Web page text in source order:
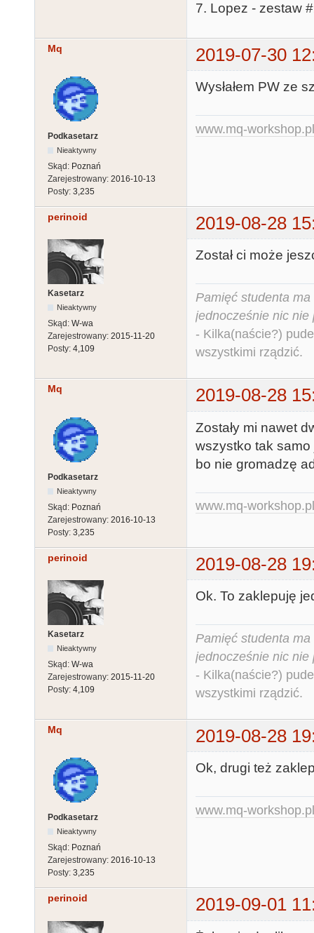
7. Lopez - zestaw
Mq 2019-07-30
Podkasetarz
Nieaktywny
Skąd: Poznań
Zarejestrowany: 2016-10-13
Posty: 3,235
Wysłałem PW ze
www.mq-workshop.pl
perinoid 2019-08-28
Kasetarz
Nieaktywny
Skąd: W-wa
Zarejestrowany: 2015-11-20
Posty: 4,109
Został ci może
Pamięć studenta
jednocześnie nic nie
- Kilka(naście?)
wszystkimi rządzić.
Mq 2019-08-28
Podkasetarz
Nieaktywny
Skąd: Poznań
Zarejestrowany: 2016-10-13
Posty: 3,235
Zostały mi nawet
wszystko tak
bo nie gromadzę
www.mq-workshop.pl
perinoid 2019-08-28
Kasetarz
Nieaktywny
Skąd: W-wa
Zarejestrowany: 2015-11-20
Posty: 4,109
Ok. To zaklepuję
Pamięć studenta
jednocześnie nic nie
- Kilka(naście?)
wszystkimi rządzić.
Mq 2019-08-28
Podkasetarz
Nieaktywny
Skąd: Poznań
Zarejestrowany: 2016-10-13
Posty: 3,235
Ok, drugi też
www.mq-workshop.pl
perinoid 2019-09-01